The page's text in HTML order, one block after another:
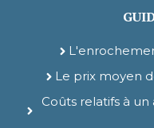
Le prix moyen
Coûts relatifs à un